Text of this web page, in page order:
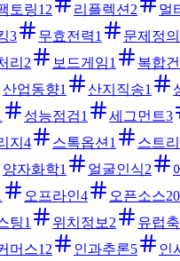
토링12 리플렉션 2 멀
3 무효전력1 문제정의
리 2 보드게임1 복합
산업동향1 산지직송1
성능점검1 세그먼트3
지 4 스톡옵션 1 스트
양자화학1 얼굴인식2
오프라인4 오픈소스20
팅1 위치정보 2 유럽
머스12 인과추론5 인